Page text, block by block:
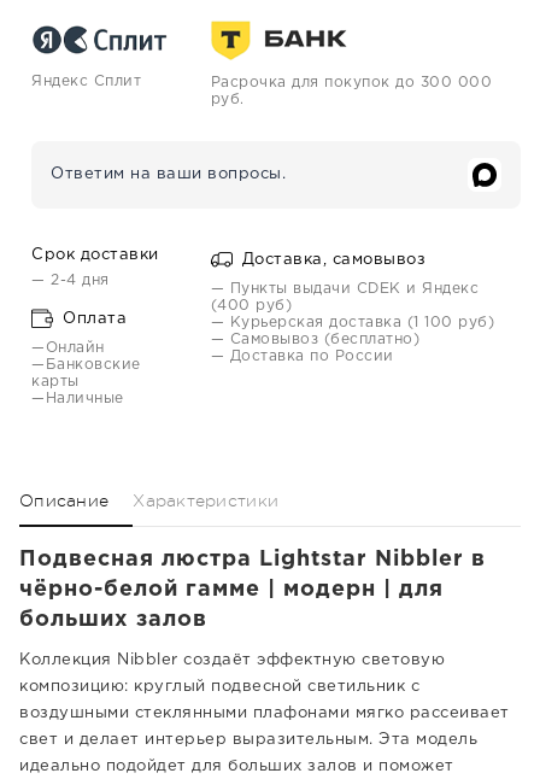
Яндекс Сплит
Расрочка для покупок до 300 000
руб.
Ответим на ваши вопросы.
Срок доставки
— 2-4 дня
Оплата
—Онлайн
—Банковские
карты
—Наличные
Доставка, самовывоз
— Пункты выдачи CDEK и Яндекс
(400 руб)
— Курьерская доставка (1 100 руб)
— Самовывоз (бесплатно)
— Доставка по России
Описание Характеристики
Подвесная люстра Lightstar Nibbler в
чёрно-белой гамме | модерн | для
больших залов
Коллекция Nibbler создаёт эффектную световую
композицию: круглый подвесной светильник с
воздушными стеклянными плафонами мягко рассеивает
свет и делает интерьер выразительным. Эта модель
идеально подойдет для больших залов и поможет